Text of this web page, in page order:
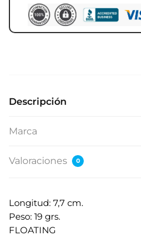
Descripción
Marca
Valoraciones 0
Longitud: 7,7 cm.
Peso: 19 grs.
FLOATING